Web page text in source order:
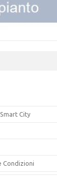
City
Condizioni